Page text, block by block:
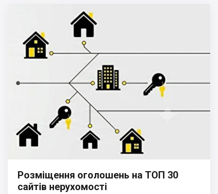
Розміщення оголошень на ТОП 30
сайтів нерухомості